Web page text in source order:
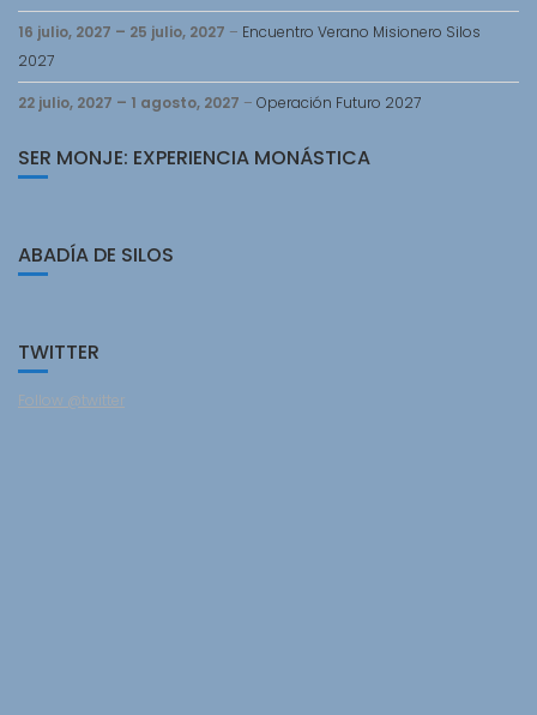
16 julio, 2027 – 25 julio, 2027 – Encuentro Verano Misionero Silos
2027
22 julio, 2027 – 1 agosto, 2027 – Operación Futuro 2027
SER MONJE: EXPERIENCIA MONÁSTICA
ABADÍA DE SILOS
TWITTER
Follow @twitter